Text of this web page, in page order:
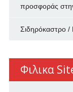
προσφοράς
Σιδηρόκαστρο
Φιλικα